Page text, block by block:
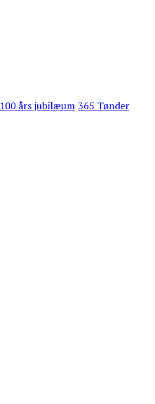
100 års jubilæum 365 Tønder